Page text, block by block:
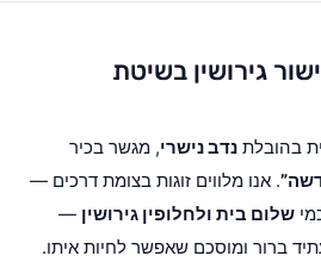
גירושין בשיטת
בהובלת נדב נישרי, מגשר בכיר
. אנו מלווים זוגות בצומת דרכים —
שלום בית ולחלופין גירושין —
ברור ומוסכם שאפשר לחיות איתו.